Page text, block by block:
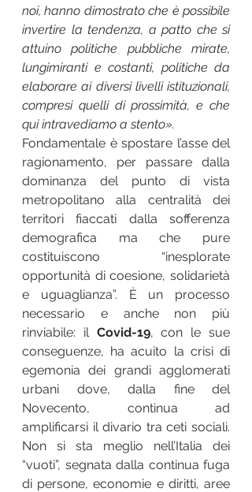
noi, hanno dimostrato che è possibile
invertire la tendenza, a patto che si
attuino politiche pubbliche mirate,
lungimiranti e costanti, politiche da
elaborare ai diversi livelli istituzionali,
compresi quelli di prossimità, e che
qui intravediamo a stento».
Fondamentale è spostare l’asse del
ragionamento, per passare dalla
dominanza del punto di vista
metropolitano alla centralità dei
territori fiaccati dalla sofferenza
demografica ma che pure
costituiscono “inesplorate
opportunità di coesione, solidarietà
e uguaglianza”. È un processo
necessario e anche non più
rinviabile: il Covid-19, con le sue
conseguenze, ha acuito la crisi di
egemonia dei grandi agglomerati
urbani dove, dalla fine del
Novecento, continua ad
amplificarsi il divario tra ceti sociali.
Non si sta meglio nell’Italia dei
“vuoti”, segnata dalla continua fuga
di persone, economie e diritti, aree